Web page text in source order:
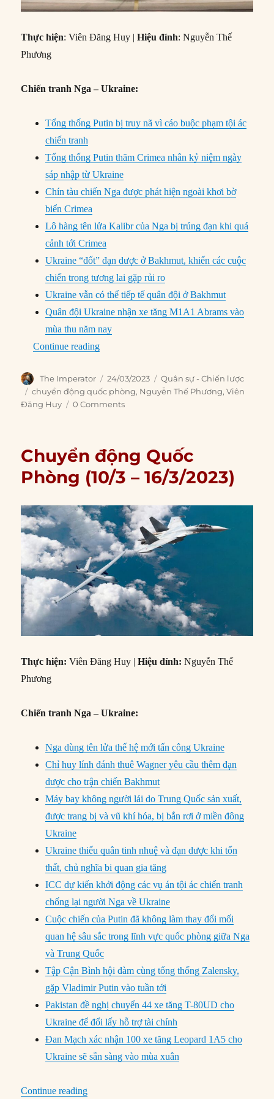
Thực hiện: Viên Đăng Huy |Hiệu đính: Nguyễn Thế
Phương
Chiến tranh Nga – Ukraine:
Tổng thống Putin bị truy nã vì cáo buộc phạm tội ác
chiến tranh
Tổng thống Putin thăm Crimea nhân kỷ niệm ngày
sáp nhập từ Ukraine
Chín tàu chiến Nga được phát hiện ngoài khơi bờ
biển Crimea
Lô hàng tên lửa Kalibr của Nga bị trúng đạn khi quá
cảnh tới Crimea
Ukraine “đốt” đạn dược ở Bakhmut, khiến các cuộc
chiến trong tương lai gặp rủi ro
Ukraine vẫn có thể tiếp tế quân đội ở Bakhmut
Quân đội Ukraine nhận xe tăng M1A1 Abrams vào
mùa thu năm nay
Continue reading“Chuyển động Quốc Phòng (17/3 – 23/3/
Author
The Imperator
Posted
on
24/03/2023 Categories
Quân sự - Chiến lược
Tags
chuyển động quốc phòng, Nguyễn Thế Phương,Viên
Đăng Huy
0 Comments
Chuyển động Quốc
Phòng (10/3 – 16/3/2023)
Thực hiện: Viên Đăng Huy |Hiệu đính: Nguyễn Thế
Phương
Chiến tranh Nga – Ukraine:
Nga dùng tên lửa thế hệ mới tấn công Ukraine
Chỉ huy lính đánh thuê Wagner yêu cầu thêm đạn
dược cho trận chiến Bakhmut
Máy bay không người lái do Trung Quốc sản xuất,
được trang bị và vũ khí hóa, bị bắn rơi ở miền đông
Ukraine
Ukraine thiếu quân tinh nhuệ và đạn dược khi tổn
thất, chủ nghĩa bi quan gia tăng
ICC dự kiến ​​khởi động các vụ án tội ác chiến tranh
chống lại người Nga về Ukraine
Cuộc chiến của Putin đã không làm thay đổi mối
quan hệ sâu sắc trong lĩnh vực quốc phòng giữa Nga
và Trung Quốc
Tập Cận Bình hội đàm cùng tổng thống Zalensky,
gặp Vladimir Putin vào tuần tới
Pakistan đề nghị chuyển 44 xe tăng T-80UD cho
Ukraine để đổi lấy hỗ trợ tài chính
Đan Mạch xác nhận 100 xe tăng Leopard 1A5 cho
Ukraine sẽ sẵn sàng vào mùa xuân
Continue reading“Chuyển động Quốc Phòng (10/3 – 16/3/2023)”